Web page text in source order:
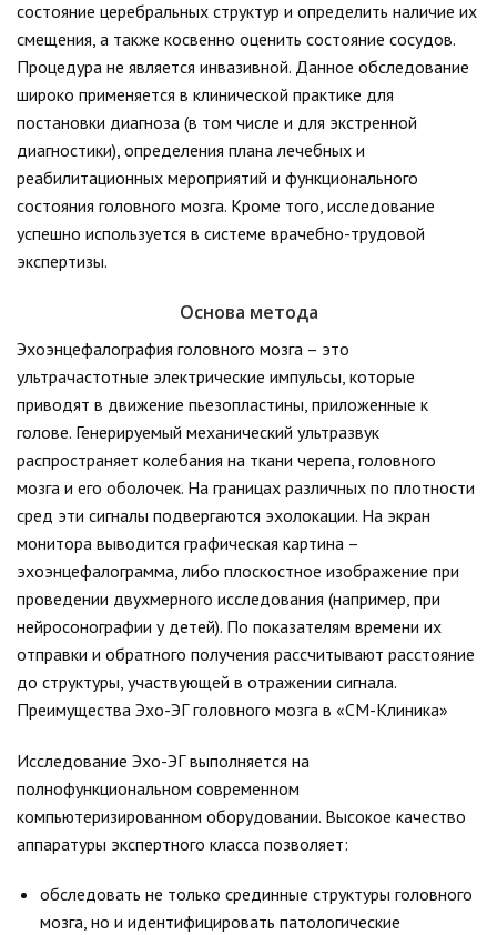
состояние церебральных структур и определить наличие их
смещения, а также косвенно оценить состояние сосудов.
Процедура не является инвазивной. Данное обследование
широко применяется в клинической практике для
постановки диагноза (в том числе и для экстренной
диагностики), определения плана лечебных и
реабилитационных мероприятий и функционального
состояния головного мозга. Кроме того, исследование
успешно используется в системе врачебно-трудовой
экспертизы.
Основа метода
Эхоэнцефалография головного мозга – это
ультрачастотные электрические импульсы, которые
приводят в движение пьезопластины, приложенные к
голове. Генерируемый механический ультразвук
распространяет колебания на ткани черепа, головного
мозга и его оболочек. На границах различных по плотности
сред эти сигналы подвергаются эхолокации. На экран
монитора выводится графическая картина –
эхоэнцефалограмма, либо плоскостное изображение при
проведении двухмерного исследования (например, при
нейросонографии у детей). По показателям времени их
отправки и обратного получения рассчитывают расстояние
до структуры, участвующей в отражении сигнала.
Преимущества Эхо-ЭГ головного мозга в «СМ-Клиника»
Исследование Эхо-ЭГ выполняется на
полнофункциональном современном
компьютеризированном оборудовании. Высокое качество
аппаратуры экспертного класса позволяет:
обследовать не только срединные структуры головного
мозга, но и идентифицировать патологические